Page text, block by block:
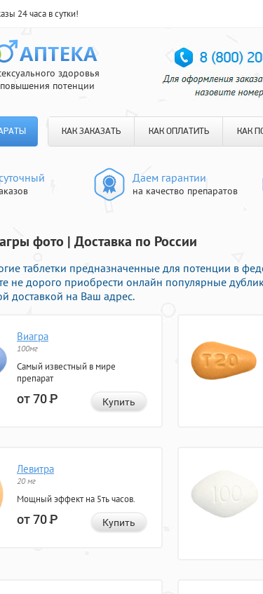
24 часа в сутки!
здоровья
потенции
КАК ЗАКАЗАТЬ КАК ОПЛАТИТЬ КАК
Даем гарантии
на качество препаратов
фото | Доставка по России
таблетки предназначенные для потенции в
не дорого приобрести онлайн популярные
доставкой на Ваш адрес.
Виагра
100мг
Самый известный в мире
препарат
от 70Р Купить
Левитра
20 мг
Мощный эффект на 5ть часов.
от 70Р Купить